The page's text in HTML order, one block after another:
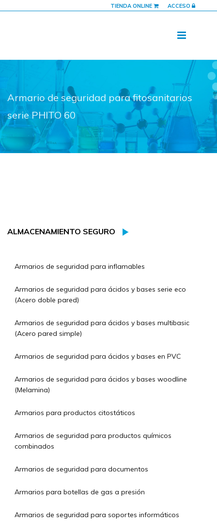
TIENDA ONLINE ACCESO
Armario de seguridad para fitosanitarios
serie PHITO 60
ALMACENAMIENTO SEGURO
Armarios de seguridad para inflamables
Armarios de seguridad para ácidos y bases serie eco
(Acero doble pared)
Armarios de seguridad para ácidos y bases multibasic
(Acero pared simple)
Armarios de seguridad para ácidos y bases en PVC
Armarios de seguridad para ácidos y bases woodline
(Melamina)
Armarios para productos citostáticos
Armarios de seguridad para productos químicos
combinados
Armarios de seguridad para documentos
Armarios para botellas de gas a presión
Armarios de seguridad para soportes informáticos